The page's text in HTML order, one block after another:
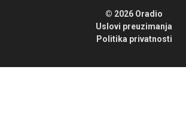
© 2026 Oradio
Uslovi preuzimanja
Politika privatnosti